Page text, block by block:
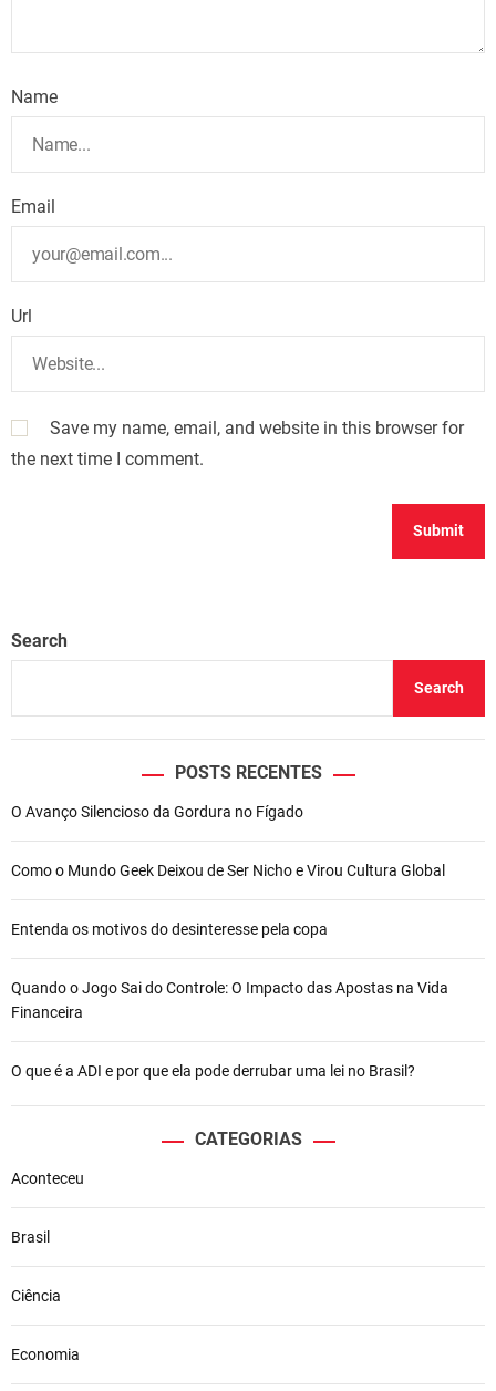
Name
Email
Url
Save my name, email, and website in this browser for
the next time I comment.
Search
Search
POSTS RECENTES
O Avanço Silencioso da Gordura no Fígado
Como o Mundo Geek Deixou de Ser Nicho e Virou Cultura Global
Entenda os motivos do desinteresse pela copa
Quando o Jogo Sai do Controle: O Impacto das Apostas na Vida
Financeira
O que é a ADI e por que ela pode derrubar uma lei no Brasil?
CATEGORIAS
Aconteceu
Brasil
Ciência
Economia